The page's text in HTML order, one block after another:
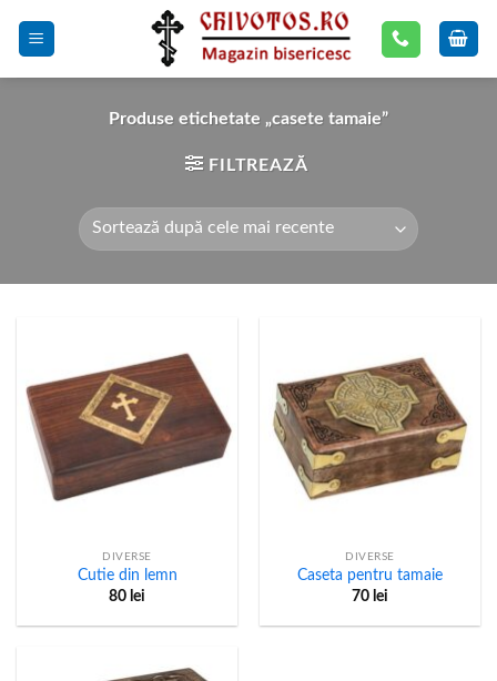
Produse etichetate „casete tamaie”
FILTREAZĂ
DIVERSE
Cutie din lemn
80 lei
DIVERSE
Caseta pentru tamaie
70 lei